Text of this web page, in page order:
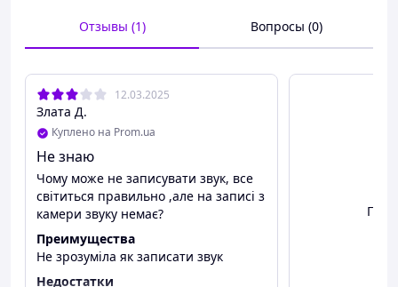
Отзывы (1) Вопросы (0)
12.03.2025
Злата Д.
Куплено на Prom.ua
Не знаю
Чому може не записувати звук, все
світиться правильно ,але на записі з
камери звуку немає?
Преимущества
Не зрозуміла як записати звук
Недостатки